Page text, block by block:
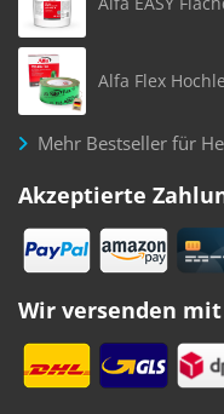
Alfa Flex
Mehr Bestseller für
Akzeptierte
Wir versenden mit